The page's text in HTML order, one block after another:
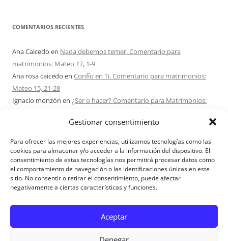
Gestionar consentimiento
Para ofrecer las mejores experiencias, utilizamos tecnologías como las
cookies para almacenar y/o acceder a la información del dispositivo. El
consentimiento de estas tecnologías nos permitirá procesar datos como
el comportamiento de navegación o las identificaciones únicas en este
sitio. No consentir o retirar el consentimiento, puede afectar
negativamente a ciertas características y funciones.
Aceptar
COMENTARIOS RECIENTES
Ana Caicedo en Nada debemos temer. Comentario para
matrimonios: Mateo 17, 1-9
Ana rosa caicedo en Confío en Ti. Comentario para matrimonios:
Mateo 15, 21-28
Ignacio monzón en ¿Ser o hacer? Comentario para Matrimonios:
Maria Asuncion Herrero Mendezen¿Ser o hacer? Comentario para
Matrimonios: Mateo 15, 1-2. 10-14
Sandra Karina SolomitaenRETIRO MATRIMONIOS BUENOS AIRES
7 – 9 AGOSTO 2026